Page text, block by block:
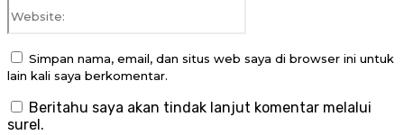
Simpan nama, email, dan situs web saya di browser ini untuk
lain kali saya berkomentar.
Beritahu saya akan tindak lanjut komentar melalui
surel.